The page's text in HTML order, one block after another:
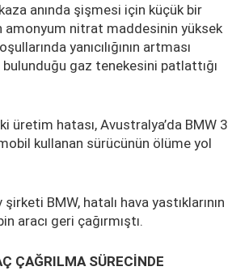
kaza anında şişmesi için küçük bir
amonyum nitrat maddesinin yüksek
yanıcılığının artması
gaz tenekesini patlattığı
üretim hatası, Avustralya’da BMW 3
kullanan sürücünün ölüme yol
BMW, hatalı hava yastıklarının
aracı geri çağırmıştı.
ÇAĞRILMA SÜRECİNDE